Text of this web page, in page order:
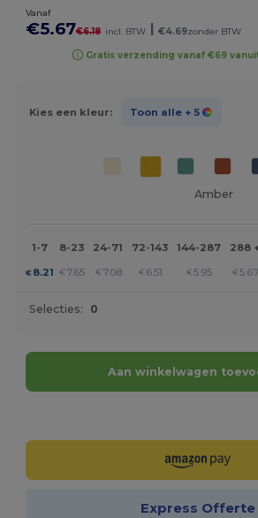
Vanaf
€5.67€6.18 incl. BTW | €4.69zonder BTW
Gratis verzending vanaf €69
Kies een kleur: Toon alle + 5
Amber
1-7 8-23 24-71 72-143 144-287 288
€8.21 € 7.65 € 7.08 € 6.51 € 5.95 € 5.67
Selecties: 0
Aan winkelwagen
Express Offerte